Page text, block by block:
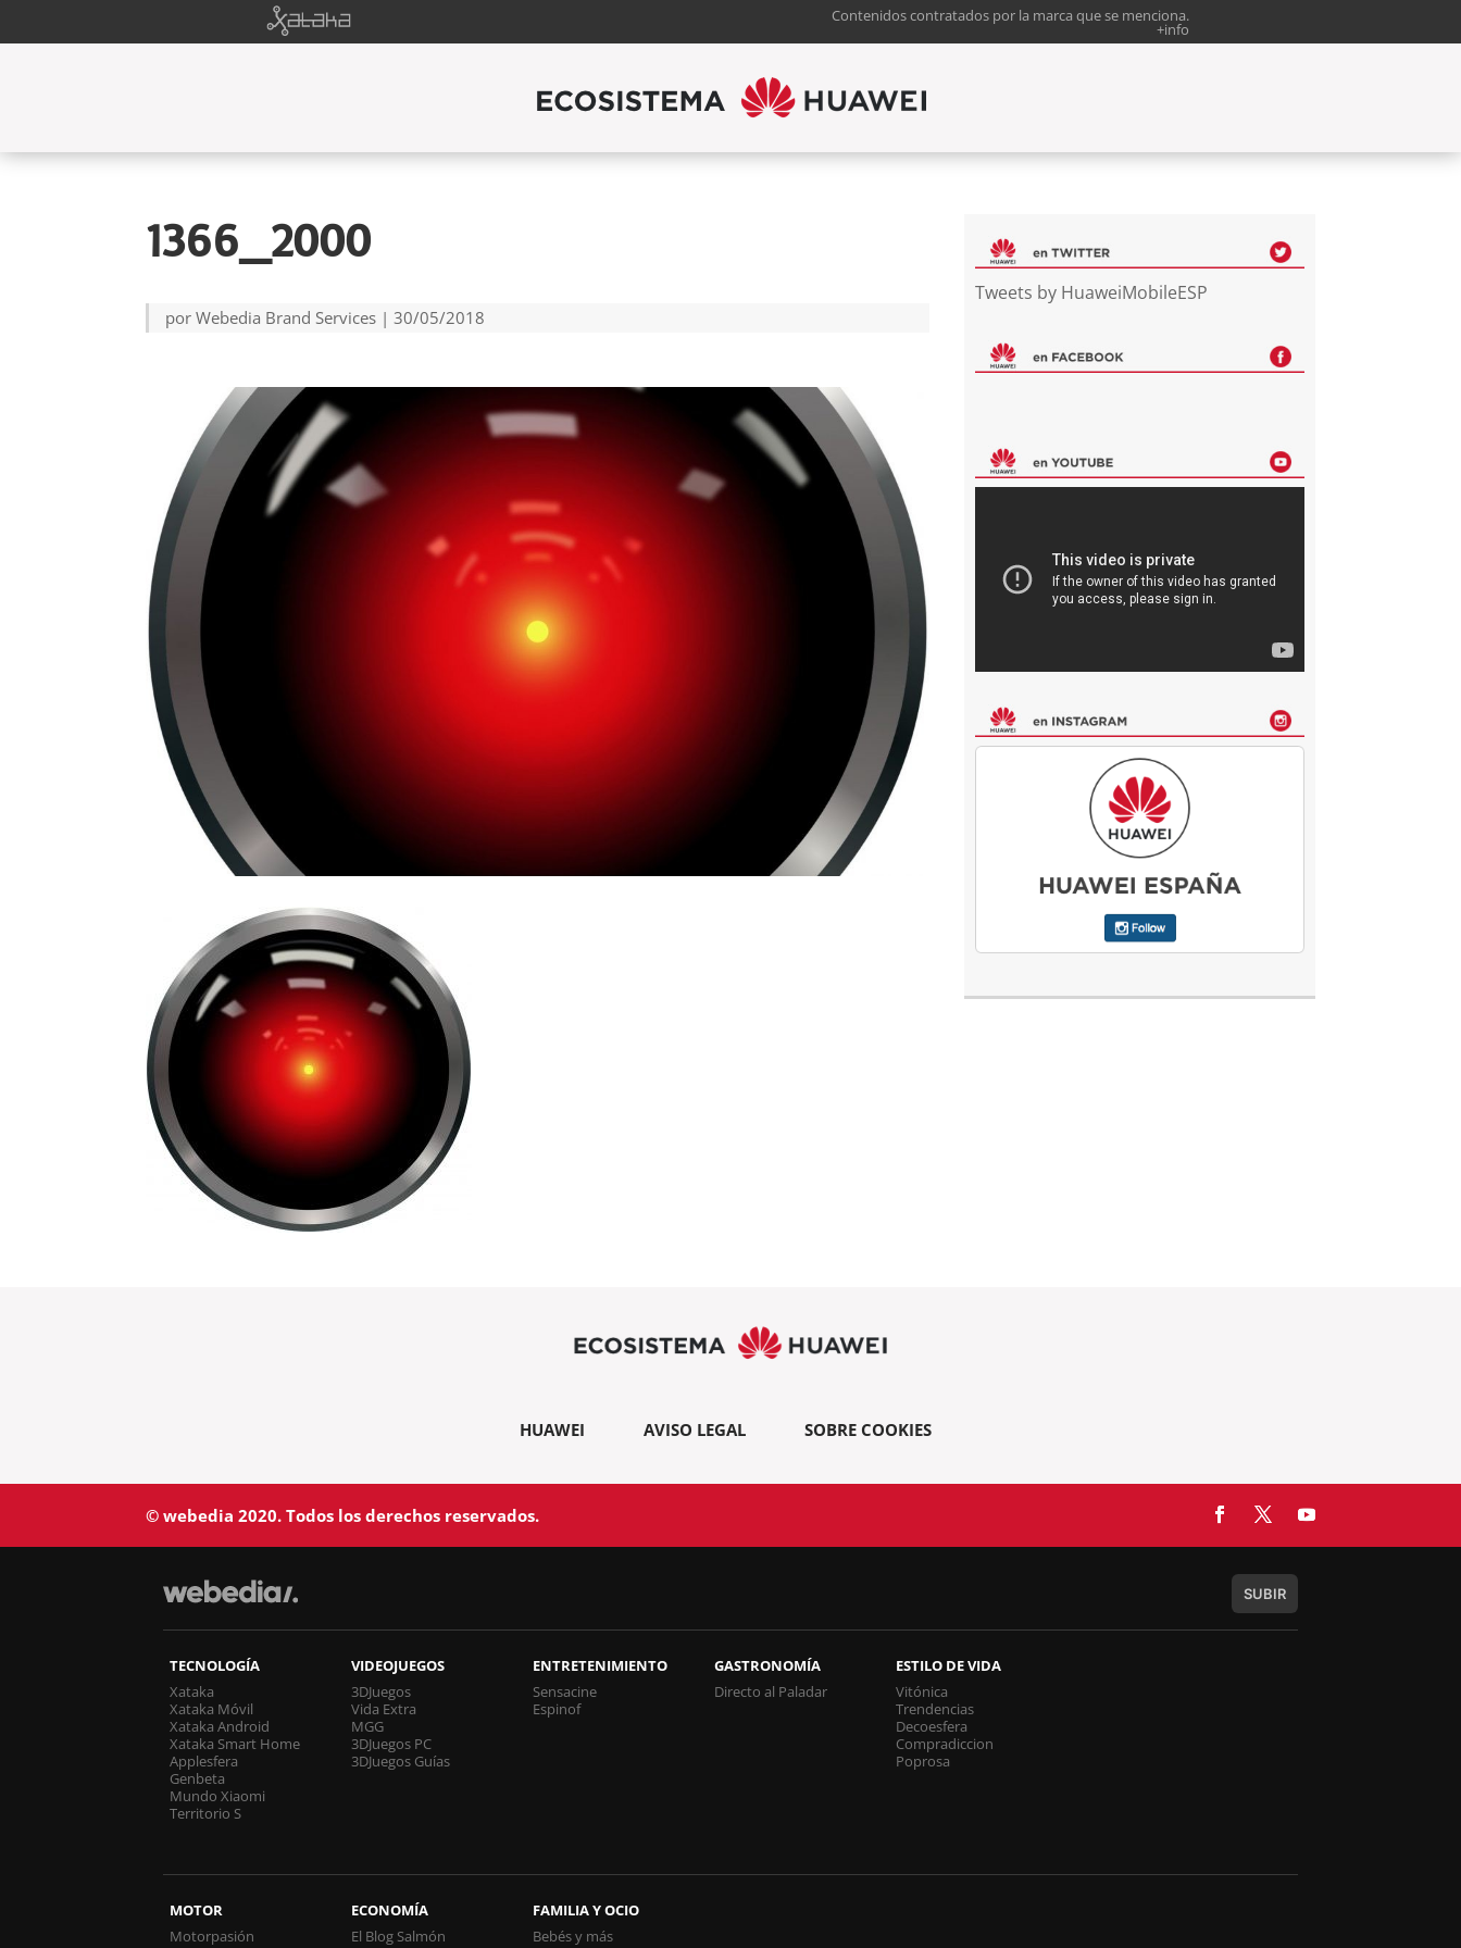
Contenidos contratados por la marca que se menciona.
+info
1366_2000
porWebedia Brand Services |30/05/2018
Tweets by HuaweiMobileESP
HUAWEI AVISO LEGAL SOBRE COOKIES
© webedia 2020. Todos los derechos reservados.
SUBIR
TECNOLOGÍA
Xataka
Xataka Móvil
Xataka Android
Xataka Smart Home
Applesfera
Genbeta
Mundo Xiaomi
Territorio S
VIDEOJUEGOS
3DJuegos
Vida Extra
MGG
3DJuegos PC
3DJuegos Guías
ENTRETENIMIENTO
Sensacine
Espinof
GASTRONOMÍA
Directo al Paladar
ESTILO DE VIDA
Vitónica
Trendencias
Decoesfera
Compradiccion
Poprosa
MOTOR
Motorpasión
ECONOMÍA
El Blog Salmón
FAMILIA Y OCIO
Bebés y más